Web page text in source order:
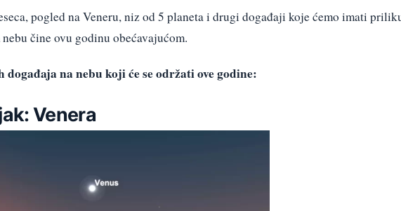
pogled na Veneru, niz od 5 planeta i drugi događaji koje ćemo imati
čine ovu godinu obećavajućom.
na nebu koji će se održati ove godine:
Venera